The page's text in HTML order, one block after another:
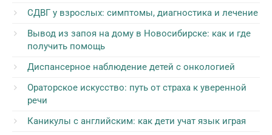
СДВГ у взрослых: симптомы, диагностика и лечение
Вывод из запоя на дому в Новосибирске: как и где
получить помощь
Диспансерное наблюдение детей с онкологией
Ораторское искусство: путь от страха к уверенной
речи
Каникулы с английским: как дети учат язык играя